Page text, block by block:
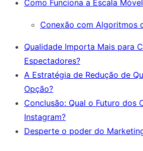
Como Funciona a Escala
Conexão com Algoritmos
Qualidade Importa Mais para
Espectadores?
A Estratégia de Redução de
Opção?
Conclusão: Qual o Futuro dos
Instagram?
Desperte o poder do